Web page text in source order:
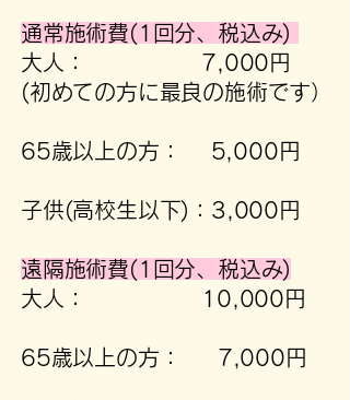
通常施術費(1回分、税込み)
大人： 7,000円
(初めての方に最良の施術です）
65歳以上の方： 5,000円
子供(高校生以下)：3,000円
遠隔施術費(1回分、税込み)
大人： 10,000円
65歳以上の方： 7,000円